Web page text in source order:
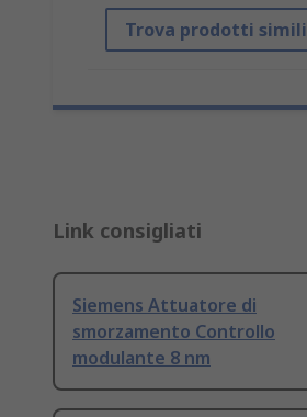
Trova prodotti simili
Link consigliati
Siemens Attuatore di
smorzamento Controllo
modulante 8 nm